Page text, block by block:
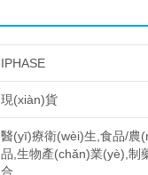
IPHASE
現(xiàn)貨
醫(yī)療衛(wèi)生,食品/農
品,生物產(chǎn)業(yè),制
合